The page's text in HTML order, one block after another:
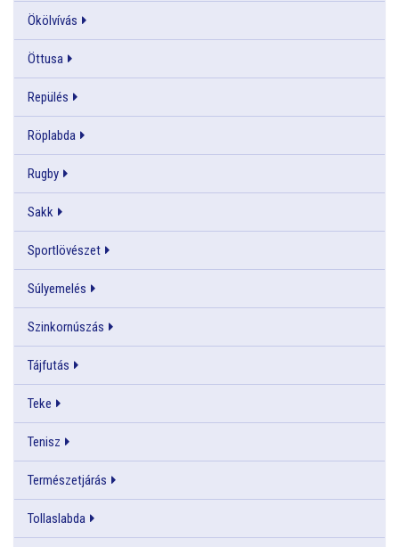
Ökölvívás
Öttusa
Repülés
Röplabda
Rugby
Sakk
Sportlövészet
Súlyemelés
Szinkornúszás
Tájfutás
Teke
Tenisz
Természetjárás
Tollaslabda